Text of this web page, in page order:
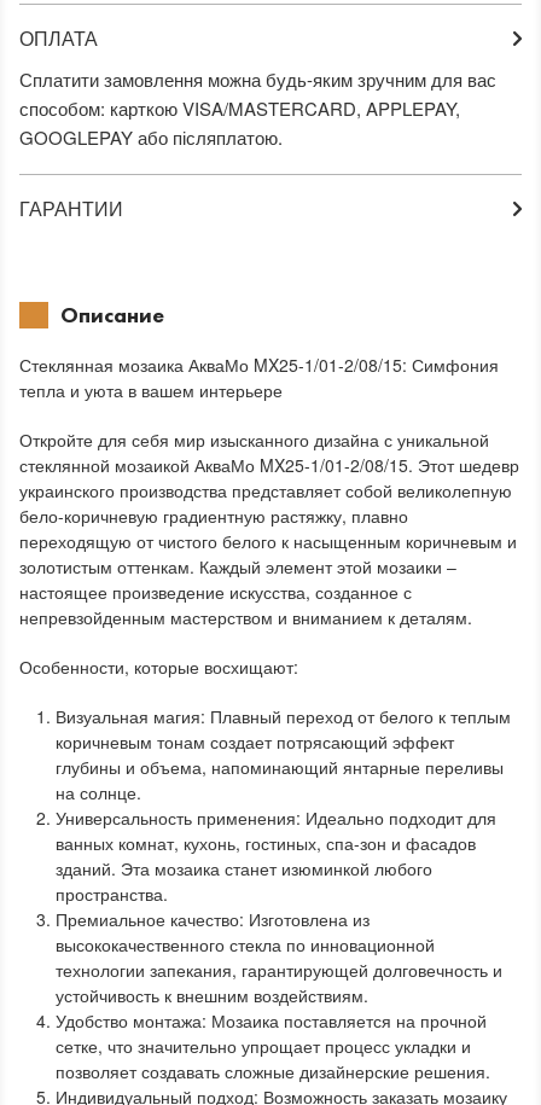
ОПЛАТА
Сплатити замовлення можна будь-яким зручним для вас
способом: карткою VISA/MASTERCARD, APPLEPAY,
GOOGLEPAY або післяплатою.
ГАРАНТИИ
Описание
Стеклянная мозаика АкваМо MX25-1/01-2/08/15: Симфония
тепла и уюта в вашем интерьере
Откройте для себя мир изысканного дизайна с уникальной
стеклянной мозаикой АкваМо MX25-1/01-2/08/15. Этот шедевр
украинского производства представляет собой великолепную
бело-коричневую градиентную растяжку, плавно
переходящую от чистого белого к насыщенным коричневым и
золотистым оттенкам. Каждый элемент этой мозаики –
настоящее произведение искусства, созданное с
непревзойденным мастерством и вниманием к деталям.
Особенности, которые восхищают:
Визуальная магия: Плавный переход от белого к теплым
коричневым тонам создает потрясающий эффект
глубины и объема, напоминающий янтарные переливы
на солнце.
Универсальность применения: Идеально подходит для
ванных комнат, кухонь, гостиных, спа-зон и фасадов
зданий. Эта мозаика станет изюминкой любого
пространства.
Премиальное качество: Изготовлена из
высококачественного стекла по инновационной
технологии запекания, гарантирующей долговечность и
устойчивость к внешним воздействиям.
Удобство монтажа: Мозаика поставляется на прочной
сетке, что значительно упрощает процесс укладки и
позволяет создавать сложные дизайнерские решения.
Индивидуальный подход: Возможность заказать мозаику